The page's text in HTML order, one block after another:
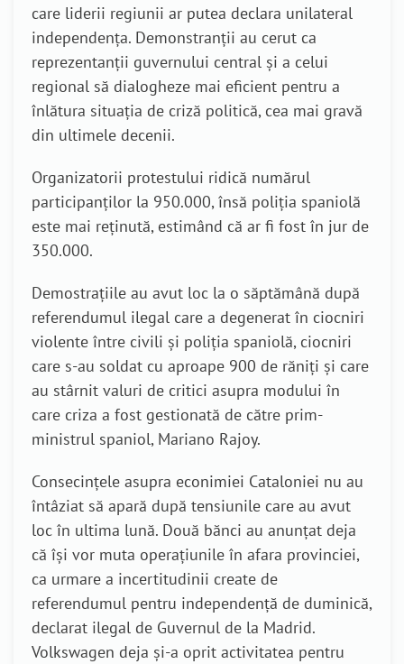
care liderii regiunii ar putea declara unilateral
independenţa. Demonstranții au cerut ca
reprezentanţii guvernului central şi a celui
regional să dialogheze mai eficient pentru a
înlătura situaţia de criză politică, cea mai gravă
din ultimele decenii.
Organizatorii protestului ridică numărul
participanților la 950.000, însă poliția spaniolă
este mai reținută, estimând că ar fi fost în jur de
350.000.
Demostrațiile au avut loc la o săptămână după
referendumul ilegal care a degenerat în ciocniri
violente între civili și poliția spaniolă, ciocniri
care s-au soldat cu aproape 900 de răniți și care
au stârnit valuri de critici asupra modului în
care criza a fost gestionată de către prim-
ministrul spaniol, Mariano Rajoy.
Consecințele asupra econimiei Cataloniei nu au
întâziat să apară după tensiunile care au avut
loc în ultima lună. Două bănci au anunțat deja
că își vor muta operațiunile în afara provinciei,
ca urmare a incertitudinii create de
referendumul pentru independență de duminică,
declarat ilegal de Guvernul de la Madrid.
Volkswagen deja și-a oprit activitatea pentru